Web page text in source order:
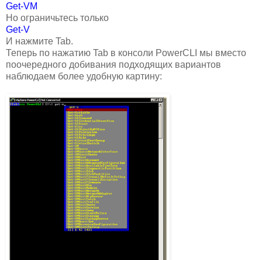
Get-VM
Но ограничьтесь только
Get-V
И нажмите Tab.
Теперь по нажатию Tab в консоли PowerCLI мы вместо
поочередного добивания подходящих вариантов
наблюдаем более удобную картину: